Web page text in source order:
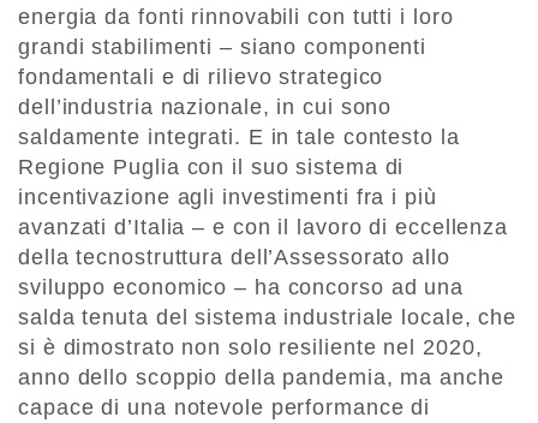
energia da fonti rinnovabili con tutti i loro
grandi stabilimenti – siano componenti
fondamentali e di rilievo strategico
dell’industria nazionale, in cui sono
saldamente integrati. E in tale contesto la
Regione Puglia con il suo sistema di
incentivazione agli investimenti fra i più
avanzati d’Italia – e con il lavoro di eccellenza
della tecnostruttura dell’Assessorato allo
sviluppo economico – ha concorso ad una
salda tenuta del sistema industriale locale, che
si è dimostrato non solo resiliente nel 2020,
anno dello scoppio della pandemia, ma anche
capace di una notevole performance di